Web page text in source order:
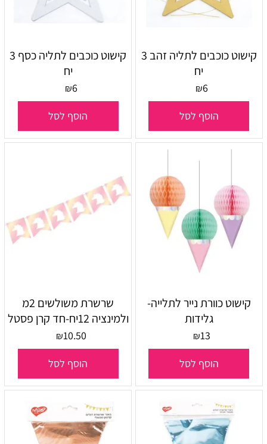
קישוט כוכבים לתליה זהב 3
יח
₪6
הוסף לסל
קישוט כוכבים לתליה כסף 3
יח
₪6
הוסף לסל
קישוט כוורת נייר לתלייה-
גלידות
₪13
הוסף לסל
שרשרת משולשים 2מ
ולמינציה 12יח-חד קרן פסטל
₪10.50
הוסף לסל